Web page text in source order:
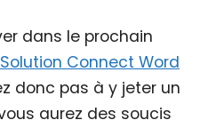
dans le prochain
Solution Connect Word
donc pas à y jeter un
aurez des soucis